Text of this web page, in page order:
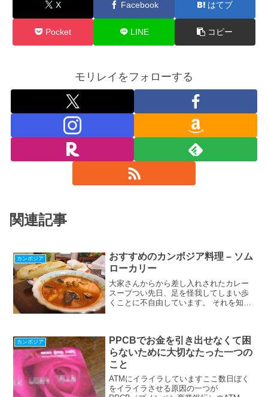
X Facebook はてブ
Pocket LINE コピー
モリレイをフォローする
関連記事
カンボジア
おすすめのカンボジア料理 – ソム
ローカリー
大家さんからから差し入れされたカレー
スープつい先日、足を怪我してしまい歩
くことに不自由しています。 それを知っ
カレースープは他のカレ...
カンボジア
PPCBでお金を引き出せなくて困
らないために大切なたった一つの
こと
ATMにイライラしていますここ数日ぼく
をイライラさせる原因の一つが